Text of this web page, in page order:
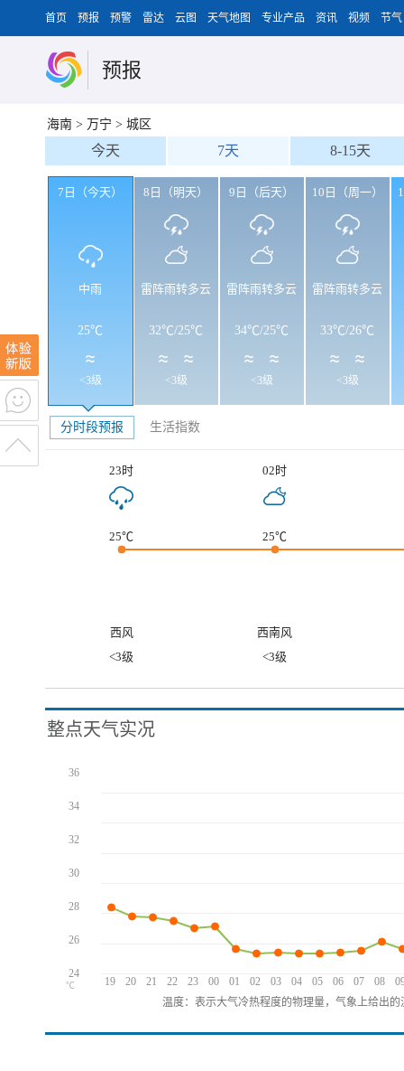
首页 预报 预警 雷达 云图 天气地图 专业产品 资讯 视频 节气
预报
海南 > 万宁 > 城区
今天 7天 8-15天
7日（今天）
中雨
25℃
<3级
8日（明天）
雷阵雨转多云
32℃/25℃
<3级
9日（后天）
雷阵雨转多云
34℃/25℃
<3级
10日（周一）
雷阵雨转多云
33℃/26℃
<3级
分时段预报 生活指数
23时 02时
25℃ 25℃
西风
西南风
<3级
<3级
整点天气实况
19 20 21 22 23 00 01 02 03 04 05 06 07 08
36
34
32
30
28
26
24
℃
温度：表示大气冷热程度的物理量，气象上给出